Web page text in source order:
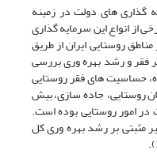
گذاری های دولت در زمینه
از انواع این سرمایه گذاری
روستایی ایران از طریق
فقر و رشد بهره وری بررسی
حساسیت های فقر روستایی
روستایی، جاده سازی، بیش
در امور روستایی بوده است.
مثبتی بر رشد بهره وری کل